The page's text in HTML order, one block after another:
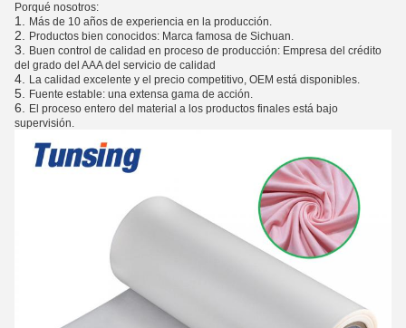
Porqué nosotros:
1. Más de 10 años de experiencia en la producción.
2. Productos bien conocidos: Marca famosa de Sichuan.
3.
Buen control de calidad en proceso de producción: Empresa del crédito
del grado del AAA del servicio de calidad
4. La calidad excelente y el precio competitivo, OEM está disponibles.
5. Fuente estable: una extensa gama de acción.
6.
El proceso entero del material a los productos finales está bajo
supervisión.